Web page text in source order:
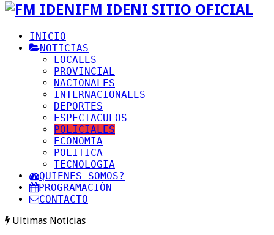
FM IDENI SITIO OFICIAL
INICIO
NOTICIAS
LOCALES
PROVINCIAL
NACIONALES
INTERNACIONALES
DEPORTES
ESPECTACULOS
POLICIALES
ECONOMIA
POLITICA
TECNOLOGIA
QUIENES SOMOS?
PROGRAMACIÓN
CONTACTO
Ultimas Noticias